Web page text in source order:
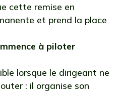
cette remise en
et prend la place
à piloter
lorsque le dirigeant ne
: il organise son